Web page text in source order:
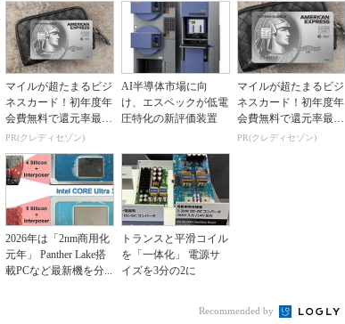
マイルが超たまるビジ
ネスカード！初年度年
会費無料で還元率最大
1.125%
PR(クレディセゾン)
AI半導体市場に向
け、エスペックが低電
圧特化の新評価装置
マイルが超たまるビジ
ネスカード！初年度年
会費無料で還元率最大
1.125%
PR(クレディセゾン)
2026年は「2nm商用化
元年」 Panther Lake搭
載PCなど最新機を分...
トランスと平滑コイル
を「一体化」 電源サ
イズを3分の2に
Recommended by